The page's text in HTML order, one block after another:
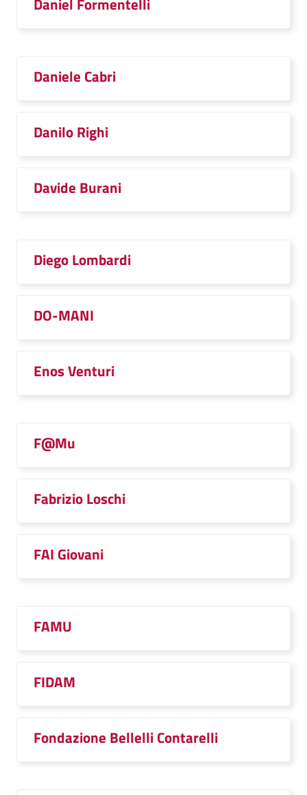
Daniele Cabri
Danilo Righi
Davide Burani
Diego Lombardi
DO-MANI
Enos Venturi
F@Mu
Fabrizio Loschi
FAI Giovani
FAMU
FIDAM
Fondazione Bellelli Contarelli